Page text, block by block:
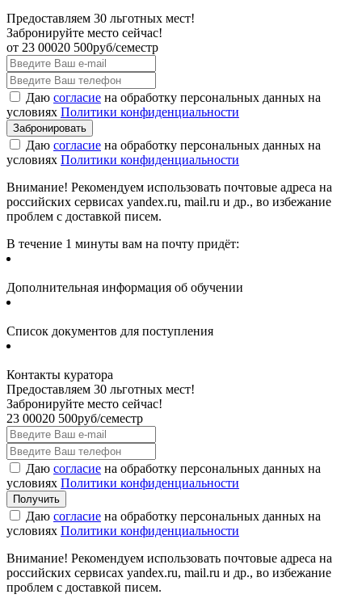
Предоставляем 30 льготных мест!
Забронируйте место сейчас!
от 23 00020 500руб/семестр
Даю согласие на обработку персональных данных на
условиях Политики конфиденциальности
Даю согласие на обработку персональных данных на
условиях Политики конфиденциальности
Внимание! Рекомендуем использовать почтовые адреса на
российских сервисах yandex.ru, mail.ru и др., во избежание
проблем с доставкой писем.
В течение 1 минуты вам на почту придёт:
Дополнительная информация об обучении
Список документов для поступления
Контакты куратора
Предоставляем 30 льготных мест!
Забронируйте место сейчас!
23 00020 500руб/семестр
Даю согласие на обработку персональных данных на
условиях Политики конфиденциальности
Даю согласие на обработку персональных данных на
условиях Политики конфиденциальности
Внимание! Рекомендуем использовать почтовые адреса на
российских сервисах yandex.ru, mail.ru и др., во избежание
проблем с доставкой писем.